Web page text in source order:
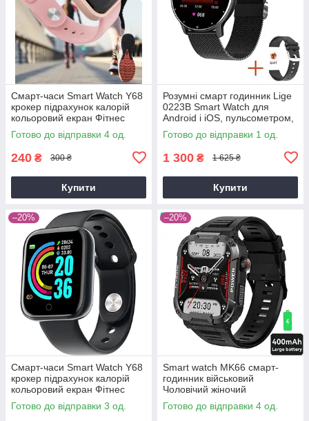
Смарт-часи Smart Watch Y68
крокер підрахунок калорій
кольоровий екран Фітнес
браслет пульсометр
тонометр
Готово до відправки 4 од.
240 ₴ 300 ₴
Купити
Розумні смарт годинник Lige
0223B Smart Watch для
Android і iOS, пульсометром,
тонометром, крокоміром
Готово до відправки 1 од.
1 300 ₴ 1 625 ₴
Купити
–20%
Смарт-часи Smart Watch Y68
крокер підрахунок калорій
кольоровий екран Фітнес
браслет пульсометр
тонометр
Готово до відправки 3 од.
–20%
Smart watch MK66 смарт-
годинник військовий
Чоловічий жіночий
найкращий Smartwatch 8
розумний Смартгодинник
Готово до відправки 4 од.